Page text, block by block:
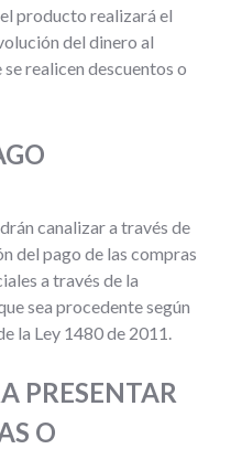
producto realizará el
del dinero al
realicen descuentos o
canalizar a través de
del pago de las compras
a través de la
sea procedente según
la Ley 1480 de 2011.
PRESENTAR
O